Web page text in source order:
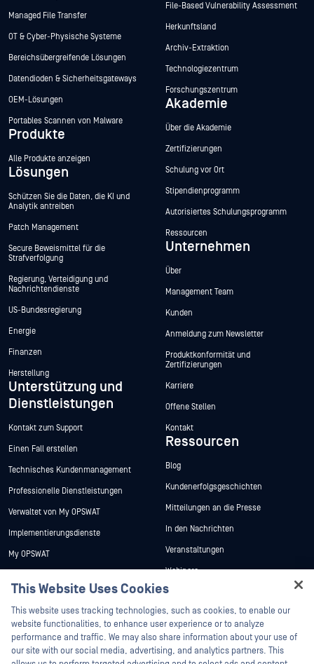
Managed File Transfer
OT & Cyber-Physische Systeme
Bereichsübergreifende Lösungen
Datendioden & Sicherheitsgateways
OEM-Lösungen
Portables Scannen von Malware
Produkte
Alle Produkte anzeigen
Lösungen
Schützen Sie die Daten, die KI und
Analytik antreiben
Patch Management
Secure Beweismittel für die
Strafverfolgung
Regierung, Verteidigung und
Nachrichtendienste
US-Bundesregierung
Energie
Finanzen
Herstellung
Unterstützung und
Dienstleistungen
Kontakt zum Support
Einen Fall erstellen
Technisches Kundenmanagement
Professionelle Dienstleistungen
Verwaltet von My OPSWAT
Implementierungsdienste
My OPSWAT
Ausbildung
Programm zur Behebung von
Sicherheitslücken
Partner
File-Based Vulnerability Assessment
Herkunftsland
Archiv-Extraktion
Technologiezentrum
Forschungszentrum
Akademie
Über die Akademie
Zertifizierungen
Schulung vor Ort
Stipendienprogramm
Autorisiertes Schulungsprogramm
Ressourcen
Unternehmen
Über
Management Team
Kunden
Anmeldung zum Newsletter
Produktkonformität und
Zertifizierungen
Karriere
Offene Stellen
Kontakt
Ressourcen
Blog
Kundenerfolgsgeschichten
Mitteilungen an die Presse
In den Nachrichten
Veranstaltungen
Webinare
Datenblätter
Weiße Papiere
Kostenlose Tools
This Website Uses Cookies
This website uses tracking technologies, such as cookies, to enable our
website functionalities, to enhance user experience or to analyze
performance and traffic. We may also share information about your use of
our site with our social media, advertising, and analytics partners. This
Hey there!
I'm Ozzy, your OPSWAT virtual assistant.
How can I help you secure what's critical
today?